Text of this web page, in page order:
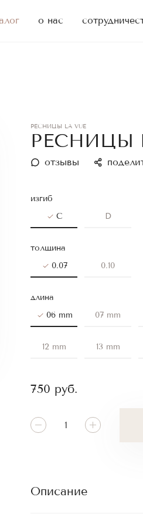
о нас
РЕСНИЦЫ LA VUE
РЕСНИЦЫ
отзывы
изгиб
C
D
толщина
0.07
0.10
длина
06 mm
07 mm
12 mm 13 mm
750 руб.
Описание